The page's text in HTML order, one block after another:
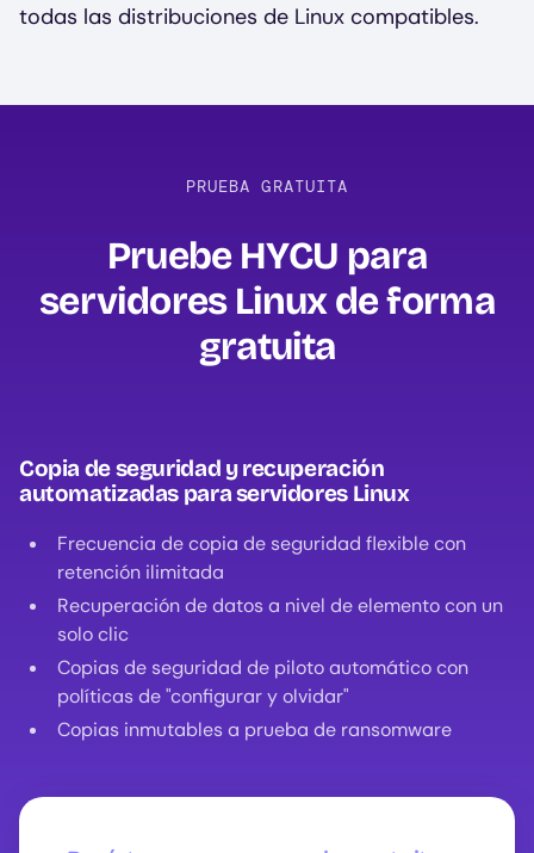
todas las distribuciones de Linux compatibles.
PRUEBA GRATUITA
Pruebe HYCU para
servidores Linux de forma
gratuita
Copia de seguridad y recuperación
automatizadas para servidores Linux
Frecuencia de copia de seguridad flexible con
retención ilimitada
Recuperación de datos a nivel de elemento con un
solo clic
Copias de seguridad de piloto automático con
políticas de "configurar y olvidar"
Copias inmutables a prueba de ransomware